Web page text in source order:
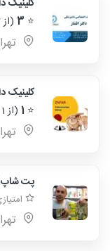
کلینیک
⭐
3 (از 2 رای)
کلینیک
⭐
1 (از 1 رای)
پت شاپ